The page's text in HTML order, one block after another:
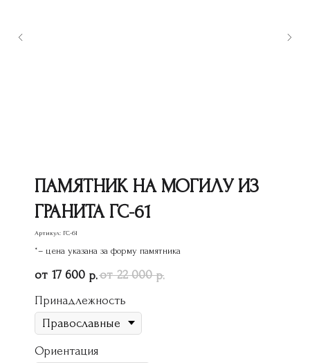
ПАМЯТНИК НА МОГИЛУ ИЗ
ГРАНИТА ГС-61
Артикул: ГС-61
*– цена указана за форму памятника
17 600 р. 22 000 р.
Принадлежность
Ориентация